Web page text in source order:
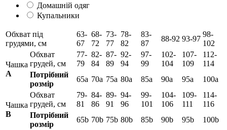
Домашній одяг
Купальники
Обхват під
грудями, см
63-
67
68-
72
73-
77
78-
82
83-
87
88-92 93-97
98-
102
Чашка
А
Обхват
грудей, см
77-
79
82-
84
87-
89
92-
94
97-
99
102-
104
107-
109
112-
114
Потрібний
розмір
65а 70а 75а 80а 85а 90а 95а 100а
Чашка
B
Обхват
грудей, см
79-
81
84-
86
89-
91
94-
96
99-
101
104-
106
109-
111
114-
116
Потрібний
розмір
65b 70b 75b 80b 85b 90b 95b 100b